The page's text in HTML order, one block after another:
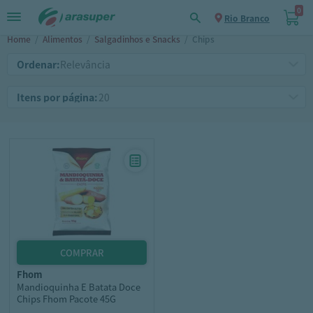
Rio Branco
0
Home / Alimentos / Salgadinhos e Snacks / Chips
Ordenar:
Itens por página:
fhom
Mandioquinha E Batata Doce
Chips Fhom Pacote 45G